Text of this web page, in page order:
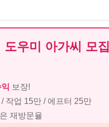
우미 아가씨 모집
보장!
작업 15만 / 에프터 25만
재방문율